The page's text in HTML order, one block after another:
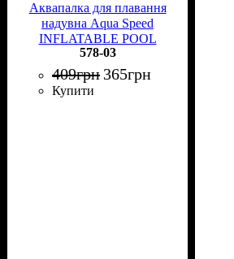
Аквапалка для плавання
надувна Aqua Speed
INFLATABLE POOL
NOODLE рожева 578-03
578-03
409грн 365грн
Купити